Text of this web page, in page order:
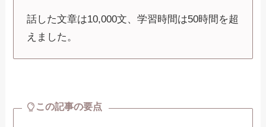
話した文章は10,000文、学習時間は50時間を超
えました。
この記事の要点